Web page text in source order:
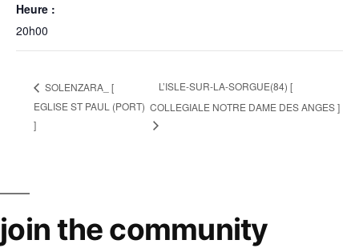
Heure :
20h00
SOLENZARA_ [
EGLISE ST PAUL (PORT)
]
L’ISLE-SUR-LA-SORGUE(84) [
COLLEGIALE NOTRE DAME DES ANGES ]
join the community